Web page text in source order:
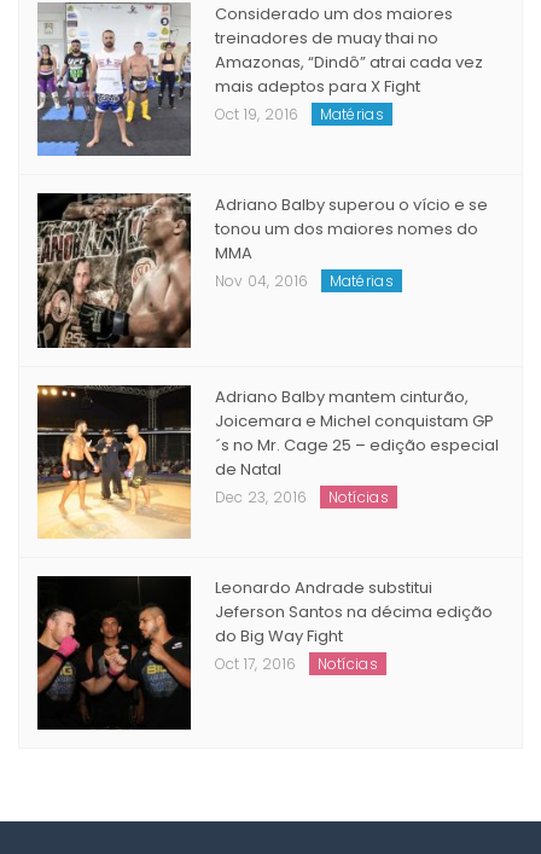
Considerado um dos maiores
treinadores de muay thai no
Amazonas, “Dindô” atrai cada vez
mais adeptos para X Fight
Oct 19, 2016 Matérias
Adriano Balby superou o vício e se
tonou um dos maiores nomes do
MMA
Nov 04, 2016 Matérias
Adriano Balby mantem cinturão,
Joicemara e Michel conquistam GP
´s no Mr. Cage 25 – edição especial
de Natal
Dec 23, 2016 Notícias
Leonardo Andrade substitui
Jeferson Santos na décima edição
do Big Way Fight
Oct 17, 2016 Notícias